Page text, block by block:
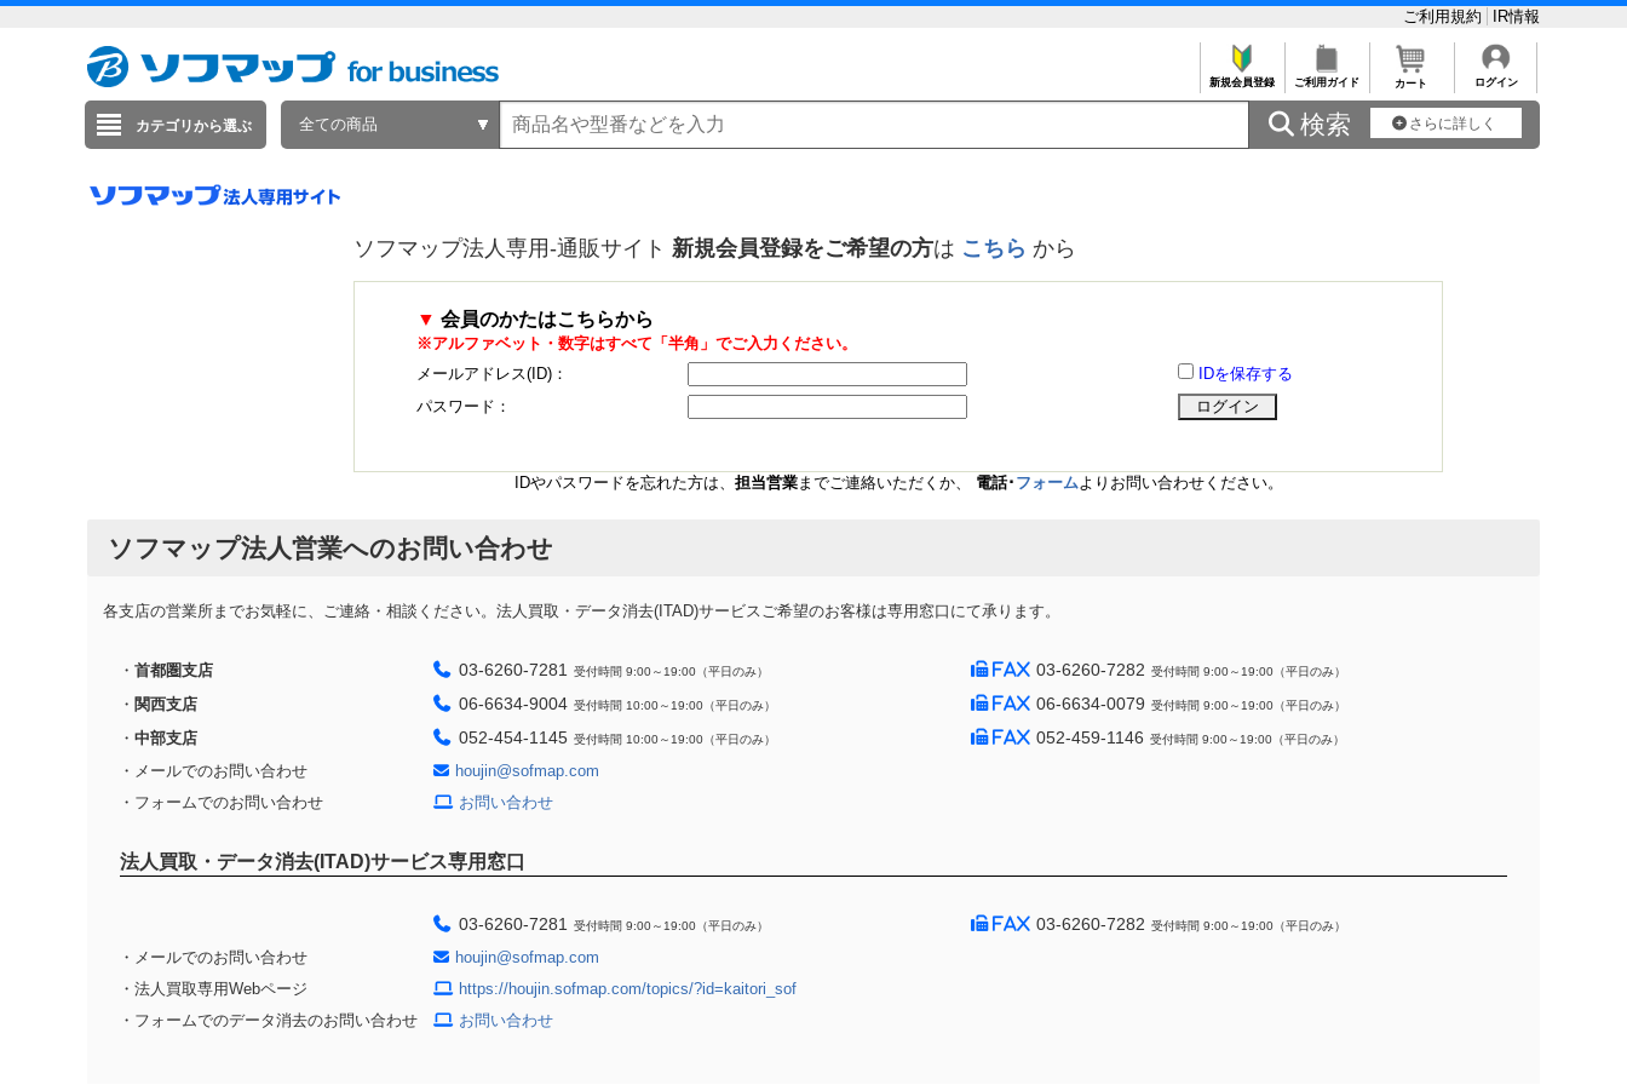
ご利用規約 IR情報
新規会員登録 ご利用ガイド カート ログイン
カテゴリから選ぶ 全ての商品  検索 さらに詳しく
ソフマップ法人専用-通販サイト 新規会員登録をご希望の方は こちら から
▼ 会員のかたはこちらから
※アルファベット・数字はすべて「半角」でご入力ください。
メールアドレス(ID)：
IDを保存する
パスワード：
IDやパスワードを忘れた方は、 担当営業までご連絡いただくか、 電話･ フォームよりお問い合わせください。
ソフマップ法人営業へのお問い合わせ
各支店の営業所までお気軽に、ご連絡・相談ください。法人買取・データ消去(ITAD)サービスご希望のお客様は専用窓口にて承ります。
・ 首都圏支店 03-6260-7281 受付時間 9:00～19:00（平日のみ） 03-6260-7282 受付時間 9:00～19:00（平日のみ）
・ 関西支店 06-6634-9004 受付時間 10:00～19:00（平日のみ） 06-6634-0079 受付時間 9:00～19:00（平日のみ）
・ 中部支店 052-454-1145 受付時間 10:00～19:00（平日のみ） 052-459-1146 受付時間 9:00～19:00（平日のみ）
・メールでのお問い合わせ
houjin@sofmap.com
・フォームでのお問い合わせ
お問い合わせ
法人買取・データ消去(ITAD)サービス専用窓口
03-6260-7281 受付時間 9:00～19:00（平日のみ） 03-6260-7282 受付時間 9:00～19:00（平日のみ）
・メールでのお問い合わせ
houjin@sofmap.com
・法人買取専用Webページ
https://houjin.sofmap.com/topics/?id=kaitori_sof
・フォームでのデータ消去のお問い合わせ
お問い合わせ